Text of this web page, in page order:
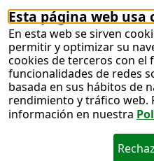
Esta página web usa
En esta web se sirven
permitir y optimizar su
cookies de terceros con el
funcionalidades de redes
basada en sus hábitos de
rendimiento y tráfico web.
información en nuestra